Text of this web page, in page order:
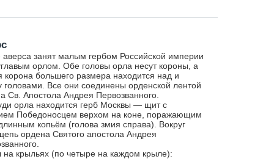
аверса занят малым гербом Российской империи
орлом. Обе головы орла несут короны, а
корона большего размера находится над и
головами. Все они соединены орденской лентой
Св. Апостола Андрея Первозванного.
орла находится герб Москвы — щит с
Победоносцем верхом на коне, поражающим
копьём (голова змия справа). Вокруг
ордена Святого апостола Андрея
на крыльях (по четыре на каждом крыле):